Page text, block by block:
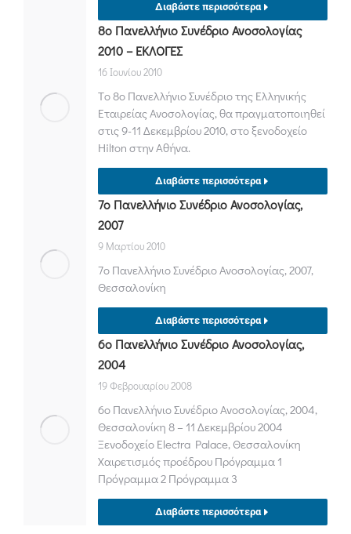
Διαβάστε περισσότερα
8ο Πανελλήνιο Συνέδριο Ανοσολογίας
2010 – ΕΚΛΟΓΕΣ
16 Ιουνίου 2010
Tο 8ο Πανελλήνιο Συνέδριο της Ελληνικής
Εταιρείας Ανοσολογίας, θα πραγματοποιηθεί
στις 9-11 Δεκεμβρίου 2010, στο ξενοδοχείο
Hilton στην Αθήνα.
Διαβάστε περισσότερα
7ο Πανελλήνιο Συνέδριο Ανοσολογίας,
2007
9 Μαρτίου 2010
7ο Πανελλήνιο Συνέδριο Ανοσολογίας, 2007,
Θεσσαλονίκη
Διαβάστε περισσότερα
6ο Πανελλήνιο Συνέδριο Ανοσολογίας,
2004
19 Φεβρουαρίου 2008
6ο Πανελλήνιο Συνέδριο Ανοσολογίας, 2004,
Θεσσαλονίκη 8 – 11 Δεκεμβρίου 2004
Ξενοδοχείο Electra Palace, Θεσσαλονίκη
Χαιρετισμός προέδρου Πρόγραμμα 1
Πρόγραμμα 2 Πρόγραμμα 3
Διαβάστε περισσότερα